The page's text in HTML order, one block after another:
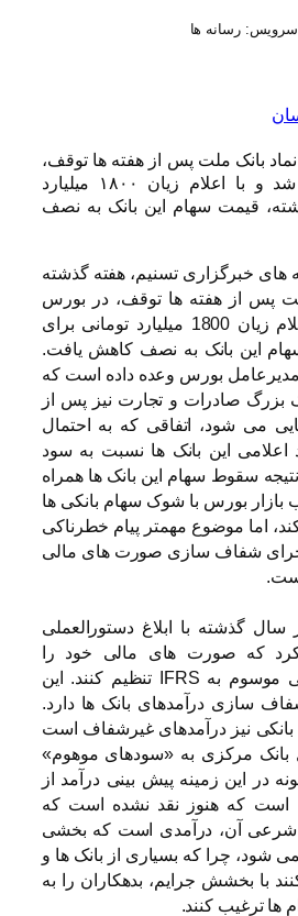
بانک ملت پس از هفته ها توقف،
در بورس بازگشایی شد و با اعلام زیان ۱۸۰۰ میلیارد
قیمت سهام این بانک به نصف
های خبرگزاری تسنیم، هفته گذشته
پس از هفته ها توقف، در بورس
بازگشایی شد و با اعلام زیان 1800 میلیارد تومانی برای
این بانک به نصف کاهش یافت.
بورس وعده داده است که
جاری نماد 2 بانک بزرگ صادرات و تجارت نیز پس از
می شود، اتفاقی که به احتمال
این بانک ها نسبت به سود
سقوط سهام این بانک ها همراه
بازار بورس با شوک سهام بانکی ها
اما موضوع مهمتر پیام خطرناکی
شفاف سازی صورت های مالی
سال گذشته با ابلاغ دستورالعملی
که صورت های مالی خود را
براساس استانداردهایی موسوم به IFRS تنظیم کنند. این
شفاف سازی درآمدهای بانک ها دارد.
بانکی نیز درآمدهای غیرشفاف است
بانک مرکزی به «سودهای موهوم»
در این زمینه پیش بینی درآمد از
است که هنوز نقد نشده است که
شرعی آن، درآمدی است که بخشی
شود، چرا که بسیاری از بانک ها و
با بخشش جرایم، بدهکاران را به
ها ترغیب کنند.